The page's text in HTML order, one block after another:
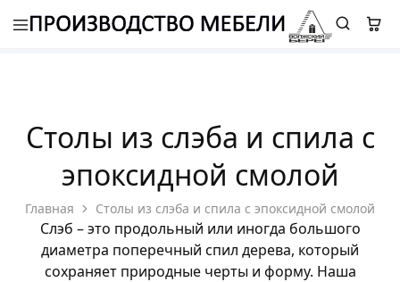
8 (987) 310 7777- ELETS.ROMAN@YANDEX.RU
Главная Столы из слэба и спила с эпоксидной смолой
Столы из слэба и спила с
эпоксидной смолой
Слэб – это продольный или иногда большого
диаметра поперечный спил дерева, который
сохраняет природные черты и форму. Наша